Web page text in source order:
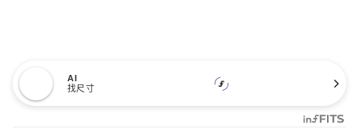
AI
找尺寸